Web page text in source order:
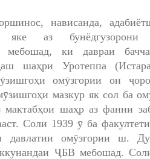
нависанда,
аз бунёдгузорони
мебошад, ки давраи
шаҳри Уротеппа
омӯзгории он
мазкур як сол ба
шаҳр аз фанни
Соли 1939 ӯ ба
давлатии омӯзгории ш.
ҶБВ мебошад.